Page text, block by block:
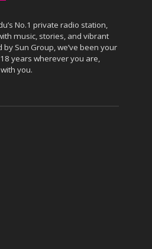
No.1 private radio station,
music, stories, and vibrant
Sun Group, we’ve been your
years wherever you are,
you.